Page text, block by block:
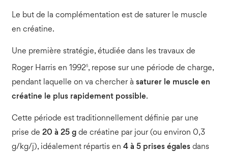
Le but de la complémentation est de saturer le muscle
en créatine.
Une première stratégie, étudiée dans les travaux de
Roger Harris en 19925, repose sur une période de charge,
pendant laquelle on va chercher à saturer le muscle en
créatine le plus rapidement possible.
Cette période est traditionnellement définie par une
prise de 20 à 25 gde créatine par jour (ou environ 0,3
g/kg/j), idéalement répartis en 4 à 5 prises égalesdans